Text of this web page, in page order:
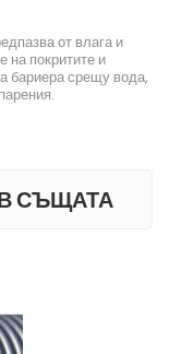
от влага и
на покритите и
бариера срещу вода,
СЪЩАТА